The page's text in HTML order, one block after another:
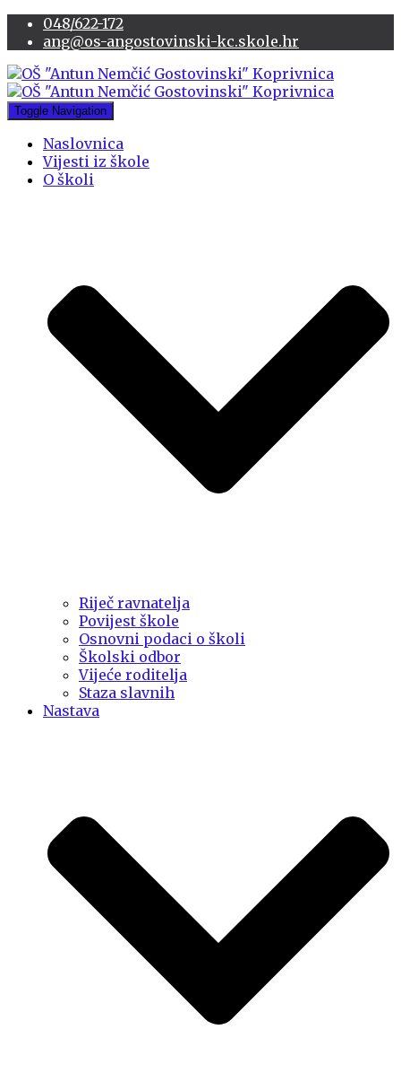
048/622-172
ang@os-angostovinski-kc.skole.hr
Toggle Navigation
Naslovnica
Vijesti iz škole
O školi
Riječ ravnatelja
Povijest škole
Osnovni podaci o školi
Školski odbor
Vijeće roditelja
Staza slavnih
Nastava